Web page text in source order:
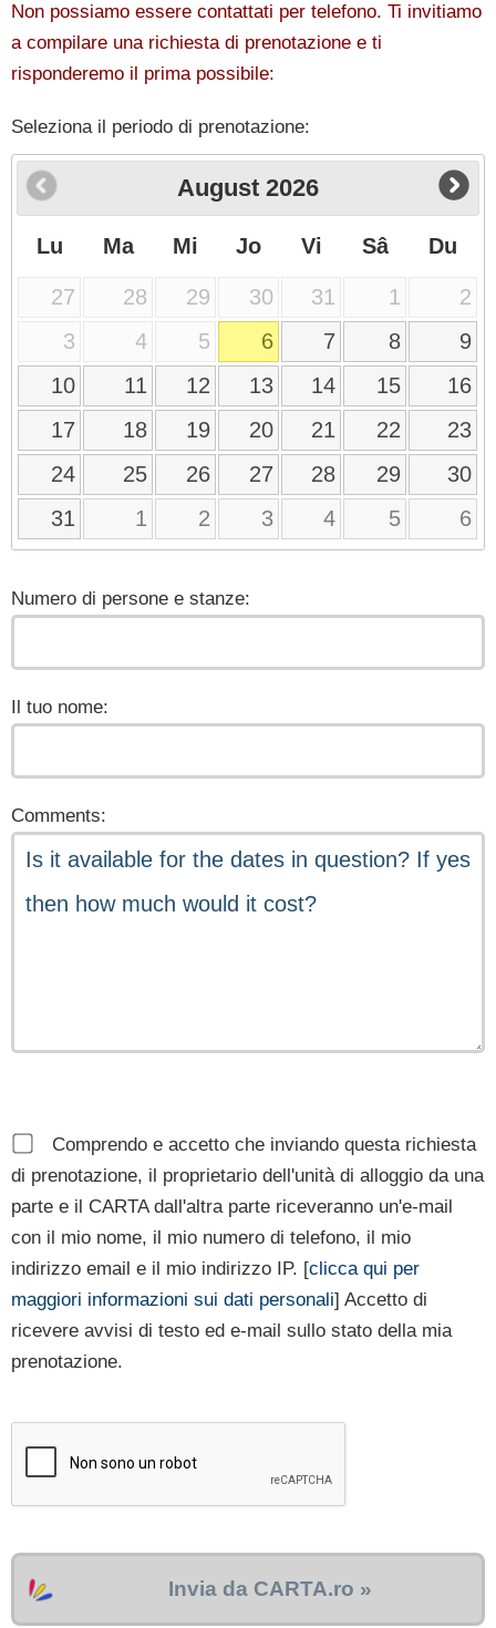
Non possiamo essere contattati per telefono. Ti invitiamo
a compilare una richiesta di prenotazione e ti
risponderemo il prima possibile:
Seleziona il periodo di prenotazione:
August 2026
Lu Ma Mi Jo Vi Sâ Du
27 28 29 30 31 1
2
3
4 5 6 7 8
9
10
11 12 13 14 15
16
17
18 19 20 21 22
23
24
25 26 27 28 29
30
31
1 2 3 4 5 6
Numero di persone e stanze:
Il tuo nome:
Comments:
Comprendo e accetto che inviando questa richiesta
di prenotazione, il proprietario dell'unità di alloggio da una
parte e il CARTA dall'altra parte riceveranno un'e-mail
con il mio nome, il mio numero di telefono, il mio
indirizzo email e il mio indirizzo IP. [clicca qui per
maggiori informazioni sui dati personali] Accetto di
ricevere avvisi di testo ed e-mail sullo stato della mia
prenotazione.
Invia da CARTA.ro »